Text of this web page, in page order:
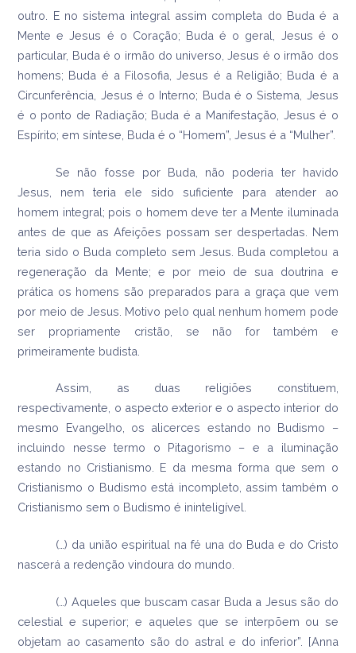
outro. E no sistema integral assim completa do Buda é a
Mente e Jesus é o Coração; Buda é o geral, Jesus é o
particular, Buda é o irmão do universo, Jesus é o irmão dos
homens; Buda é a Filosofia, Jesus é a Religião; Buda é a
Circunferência, Jesus é o Interno; Buda é o Sistema, Jesus
é o ponto de Radiação; Buda é a Manifestação, Jesus é o
Espírito; em síntese, Buda é o “Homem”, Jesus é a “Mulher”.
Se não fosse por Buda, não poderia ter havido
Jesus, nem teria ele sido suficiente para atender ao
homem integral; pois o homem deve ter a Mente iluminada
antes de que as Afeições possam ser despertadas. Nem
teria sido o Buda completo sem Jesus. Buda completou a
regeneração da Mente; e por meio de sua doutrina e
prática os homens são preparados para a graça que vem
por meio de Jesus. Motivo pelo qual nenhum homem pode
ser propriamente cristão, se não for também e
primeiramente budista.
Assim, as duas religiões constituem,
respectivamente, o aspecto exterior e o aspecto interior do
mesmo Evangelho, os alicerces estando no Budismo –
incluindo nesse termo o Pitagorismo – e a iluminação
estando no Cristianismo. E da mesma forma que sem o
Cristianismo o Budismo está incompleto, assim também o
Cristianismo sem o Budismo é ininteligível.
(…) da união espiritual na fé una do Buda e do Cristo
nascerá a redenção vindoura do mundo.
(…) Aqueles que buscam casar Buda a Jesus são do
celestial e superior; e aqueles que se interpõem ou se
objetam ao casamento são do astral e do inferior”. [Anna